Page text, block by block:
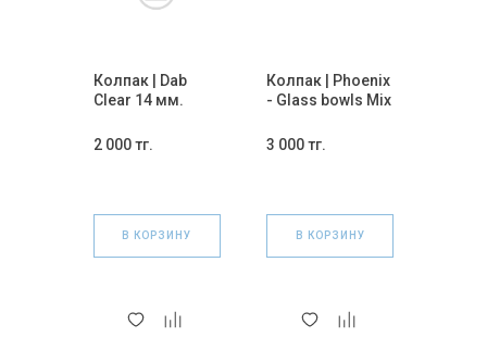
Колпак | Dab
Clear 14 мм.
2 000 тг.
В КОРЗИНУ
Колпак | Phoenix
- Glass bowls Mix
3 000 тг.
В КОРЗИНУ